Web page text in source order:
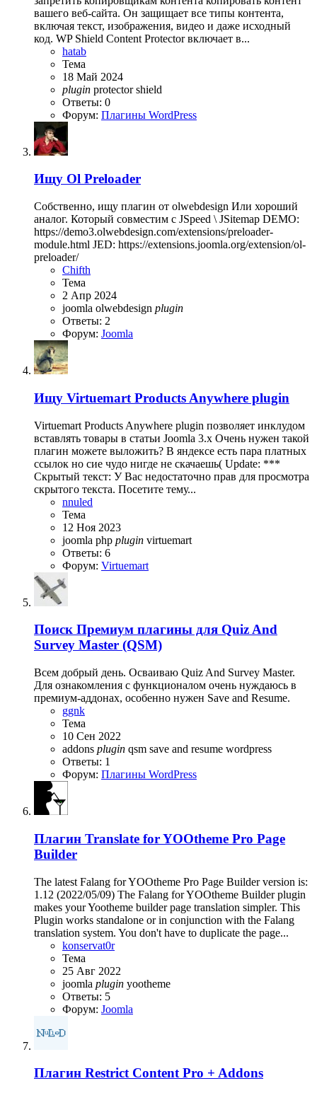
вашего веб-сайта. Он защищает все типы контента,
включая текст, изображения, видео и даже исходный
код. WP Shield Content Protector включает в...
hatab
Тема
18 Май 2024
plugin protectorshield
Ответы: 0
Форум: Плагины WordPress
Ищу Ol Preloader
Собственно, ищу плагин от olwebdesign Или хороший
аналог. Который совместим с JSpeed \ JSitemap DEMO:
https://demo3.olwebdesign.com/extensions/preloader-
module.html JED: https://extensions.joomla.org/extension/ol-
preloader/
Chifth
Тема
2 Апр 2024
joomla olwebdesign plugin
Ответы: 2
Форум: Joomla
Ищу Virtuemart Products Anywhere plugin
Virtuemart Products Anywhere plugin позволяет инклудом
вставлять товары в статьи Joomla 3.x Очень нужен такой
плагин можете выложить? В яндексе есть пара платных
ссылок но сие чудо нигде не скачаешь( Update: ***
Скрытый текст: У Вас недостаточно прав для просмотра
скрытого текста. Посетите тему...
nnuled
Тема
12 Ноя 2023
joomla php plugin virtuemart
Ответы: 6
Форум: Virtuemart
Поиск Премиум плагины для Quiz And
Survey Master (QSM)
Всем добрый день. Осваиваю Quiz And Survey Master.
Для ознакомления с функционалом очень нуждаюсь в
премиум-аддонах, особенно нужен Save and Resume.
ggnk
Тема
10 Сен 2022
addons plugin qsm save and resume wordpress
Ответы: 1
Форум: Плагины WordPress
Плагин Translate for YOOtheme Pro Page
Builder
The latest Falang for YOOtheme Pro Page Builder version is:
1.12 (2022/05/09) The Falang for YOOtheme Builder plugin
makes your Yootheme builder page translation simpler. This
Plugin works standalone or in conjunction with the Falang
translation system. You don't have to duplicate the page...
konservat0r
Тема
25 Авг 2022
joomla plugin yootheme
Ответы: 5
Форум: Joomla
Плагин Restrict Content Pro + Addons